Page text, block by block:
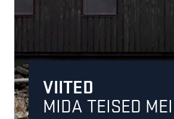
VIITED
MIDA TEISED